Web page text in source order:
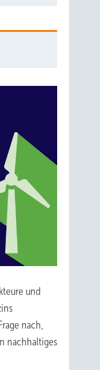
und
nach,
nachhaltiges